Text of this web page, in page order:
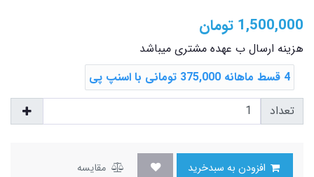
1,500,000 تومان
هزینه ارسال ب عهده مشتری میباشد
4 قسط ماهانه 375,000 تومانی با اسنپ ‌پی
تعداد
مقایسه